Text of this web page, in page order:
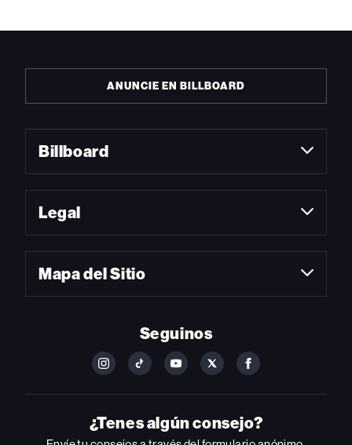
ANUNCIE EN BILLBOARD
Billboard
Legal
Mapa del Sitio
Seguinos
FOLLOW
ON
INSTAGRAM
FOLLOW
ON
YOUTUBE
FOLLOW
ON
YOUTUBE
FOLLOW
ON
FOLLOW
ON
FACEBOOK
¿Tenes algún consejo?